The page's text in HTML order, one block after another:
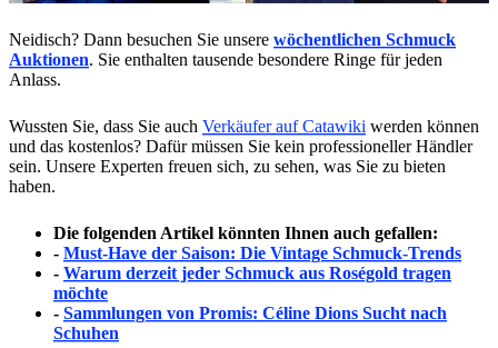
Neidisch? Dann besuchen Sie unsere wöchentlichen Schmuck
Auktionen. Sie enthalten tausende besondere Ringe für jeden
Anlass.
Wussten Sie, dass Sie auch Verkäufer auf Catawiki werden können
und das kostenlos? Dafür müssen Sie kein professioneller Händler
sein. Unsere Experten freuen sich, zu sehen, was Sie zu bieten
haben.
Die folgenden Artikel könnten Ihnen auch gefallen:
- Must-Have der Saison: Die Vintage Schmuck-Trends
- Warum derzeit jeder Schmuck aus Roségold tragen
möchte
- Sammlungen von Promis: Céline Dions Sucht nach
Schuhen